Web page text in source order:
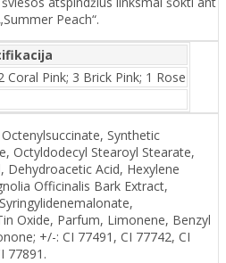
Peach“.
Coral Pink; 3 Brick Pink; 1 Rose
Synthetic
Octyldodecyl Stearoyl Stearate,
Dehydroacetic Acid, Hexylene
Officinalis Bark Extract,
Oxide, Parfum, Limonene, Benzyl
+/-: CI 77491, CI 77742, CI
77891.